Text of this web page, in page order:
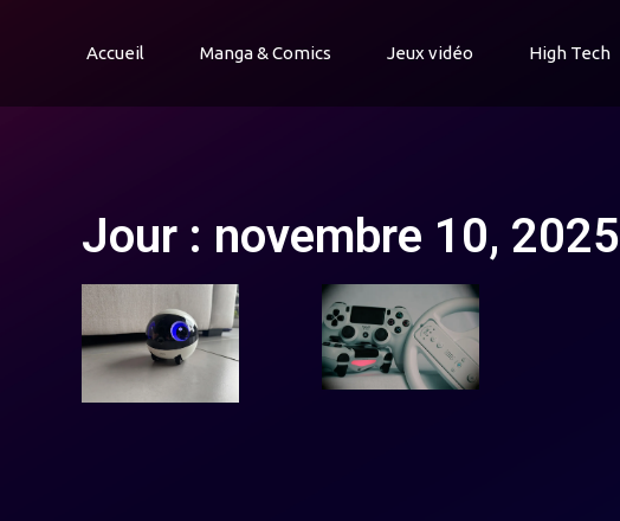
Accueil Manga & Comics Jeux vidéo High Tech
Jour : novembre 10, 2025